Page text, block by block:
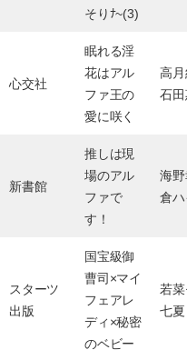
そりﾅ~(3)
心交社
眠れる淫
花はアル
ファ王の
愛に咲く
高
石田
新書館
推しは現
場のアル
ファで
す！
海
倉ハ
スターツ
出版
国宝級御
曹司×マイ
フェアレ
ディ×秘密
のベビー
若
七夏